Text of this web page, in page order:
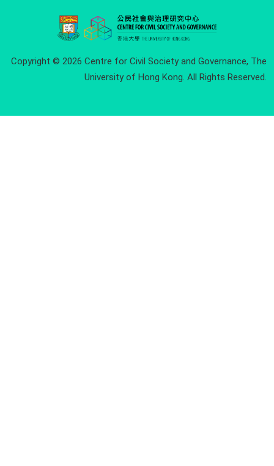
Copyright © 2026 Centre for Civil Society and Governance, The
University of Hong Kong. All Rights Reserved.